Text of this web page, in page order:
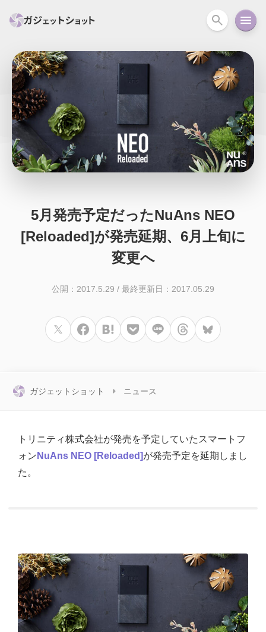
すべて
セール情報 スマートホーム アクションカメラ カメラ
回線 iPhone iPad Mac Android コラム
ガイド ニュース オーディオ 周辺機器
5月発売予定だったNuAns NEO
[Reloaded]が発売延期、6月上旬に
変更へ
公開：2017.5.29 / 最終更新日：2017.05.29
ガジェットショット ニュース
トリニティ株式会社が発売を予定していたスマートフ
ォン NuAns NEO [Reloaded]が発売予定を延期しまし
た。